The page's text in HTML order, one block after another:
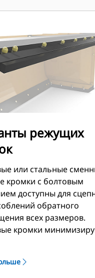
режущих
или стальные
кромки с болтовым
доступны для
обратного
всех размеров.
кромки
или